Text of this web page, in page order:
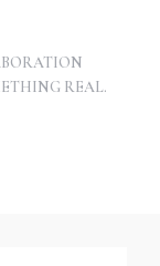
REAL.